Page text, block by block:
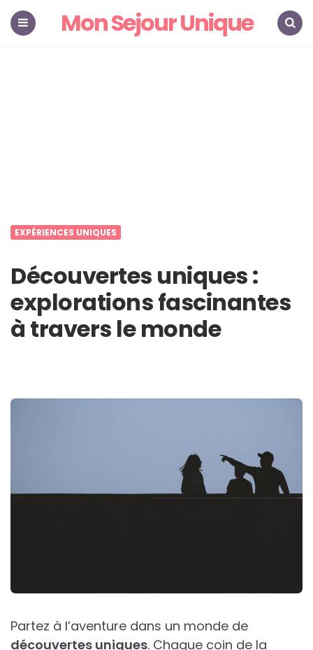
Mon Sejour Unique
EXPÉRIENCES UNIQUES
Découvertes uniques :
explorations fascinantes
à travers le monde
Partez à l’aventure dans un monde de
découvertes uniques. Chaque coin de la